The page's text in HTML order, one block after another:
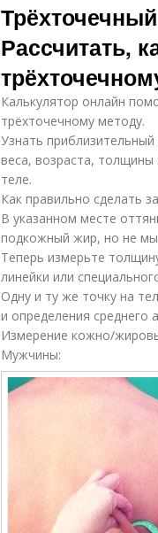
Рассчитать,
Калькулятор онлайн
трёхточечному методу.
Узнать
веса, возраста,
теле.
Как правильно сделать
В указанном месте
подкожный жир, но не
Теперь измерьте
линейки или
Одну и ту же точку на
и определения среднего
Измерение кожно/
Мужчины: